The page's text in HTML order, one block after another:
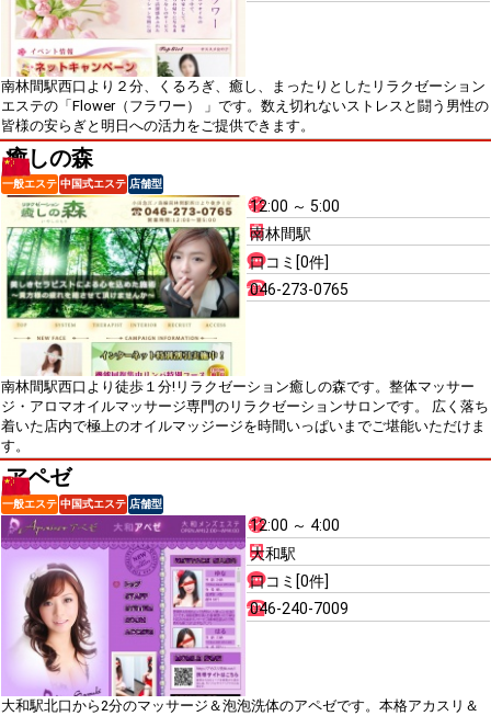
南林間駅西口より２分、くるろぎ、癒し、まったりとしたリラクゼーション
エステの「Flower（フラワー） 」です。数え切れないストレスと闘う男性の
皆様の安らぎと明日への活力をご提供できます。
癒しの森
一般エステ 中国式エステ 店舗型
12:00 ～ 5:00
南林間駅
口コミ[0件]
046-273-0765
南林間駅西口より徒歩１分!リラクゼーション癒しの森です。整体マッサー
ジ・アロマオイルマッサージ専門のリラクゼーションサロンです。 広く落ち
着いた店内で極上のオイルマッジージを時間いっぱいまでご堪能いただけま
す。
アペゼ
一般エステ 中国式エステ 店舗型
12:00 ～ 4:00
大和駅
口コミ[0件]
046-240-7009
大和駅北口から2分のマッサージ＆泡泡洗体のアペゼです。本格アカスリ＆